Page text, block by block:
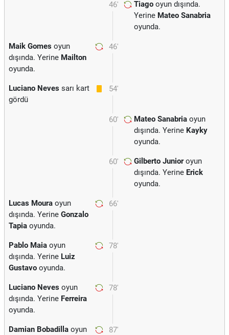
46' Tiago oyun dışında.
Yerine Mateo Sanabria
oyunda.
46'
Maik Gomes oyun
dışında. Yerine Mailton
oyunda.
54'
Luciano Neves sarı kart
gördü
60' Mateo Sanabria oyun
dışında. Yerine Kayky
oyunda.
60' Gilberto Junioroyun
dışında. Yerine Erick
oyunda.
66'
Lucas Moura oyun
dışında. Yerine Gonzalo
Tapia oyunda.
78'
Pablo Maia oyun
dışında. Yerine Luiz
Gustavo oyunda.
78'
Luciano Neves oyun
dışında. Yerine Ferreira
oyunda.
87'
Damian Bobadilla oyun